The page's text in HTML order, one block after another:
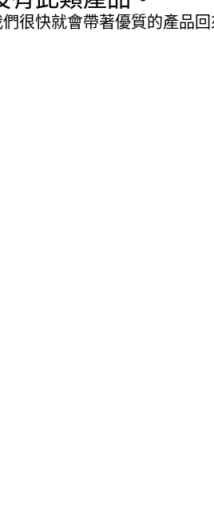
們很快就會帶著優質的產品